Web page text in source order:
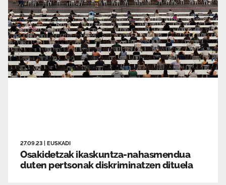
27.09.23 EUSKADI
Osakidetzak ikaskuntza-nahasmendua
duten pertsonak diskriminatzen dituela